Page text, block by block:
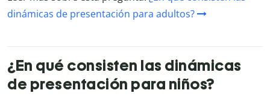
dinámicas de presentación para adultos?
¿En qué consisten las dinámicas
de presentación para niños?